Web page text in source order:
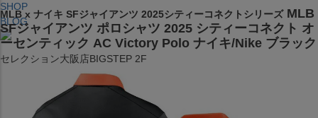
SHOP
BLOG
セレクション大阪店BIGSTEP 2F
営業：平日・土日祝12:00～19:00
〒542-008
MLB x ナイキ SFジャイアンツ 2025シティーコネクトシリーズ MLB
SFジャイアンツ ポロシャツ 2025 シティーコネクト オ
ーセンティック AC Victory Polo ナイキ/Nike ブラック